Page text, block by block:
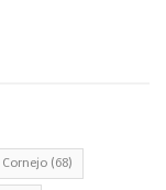
(68)